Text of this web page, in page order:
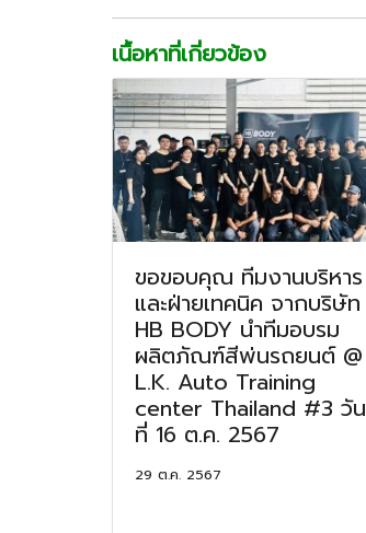
เนื้อหาที่เกี่ยวข้อง
ขอขอบคุณ ทีมงานบริหาร
และฝ่ายเทคนิค จากบริษัท
HB BODY นำทีมอบรม
ผลิตภัณฑ์สีพ่นรถยนต์ @
L.K. Auto Training
center Thailand #3 วัน
ที่ 16 ต.ค. 2567
29 ต.ค. 2567